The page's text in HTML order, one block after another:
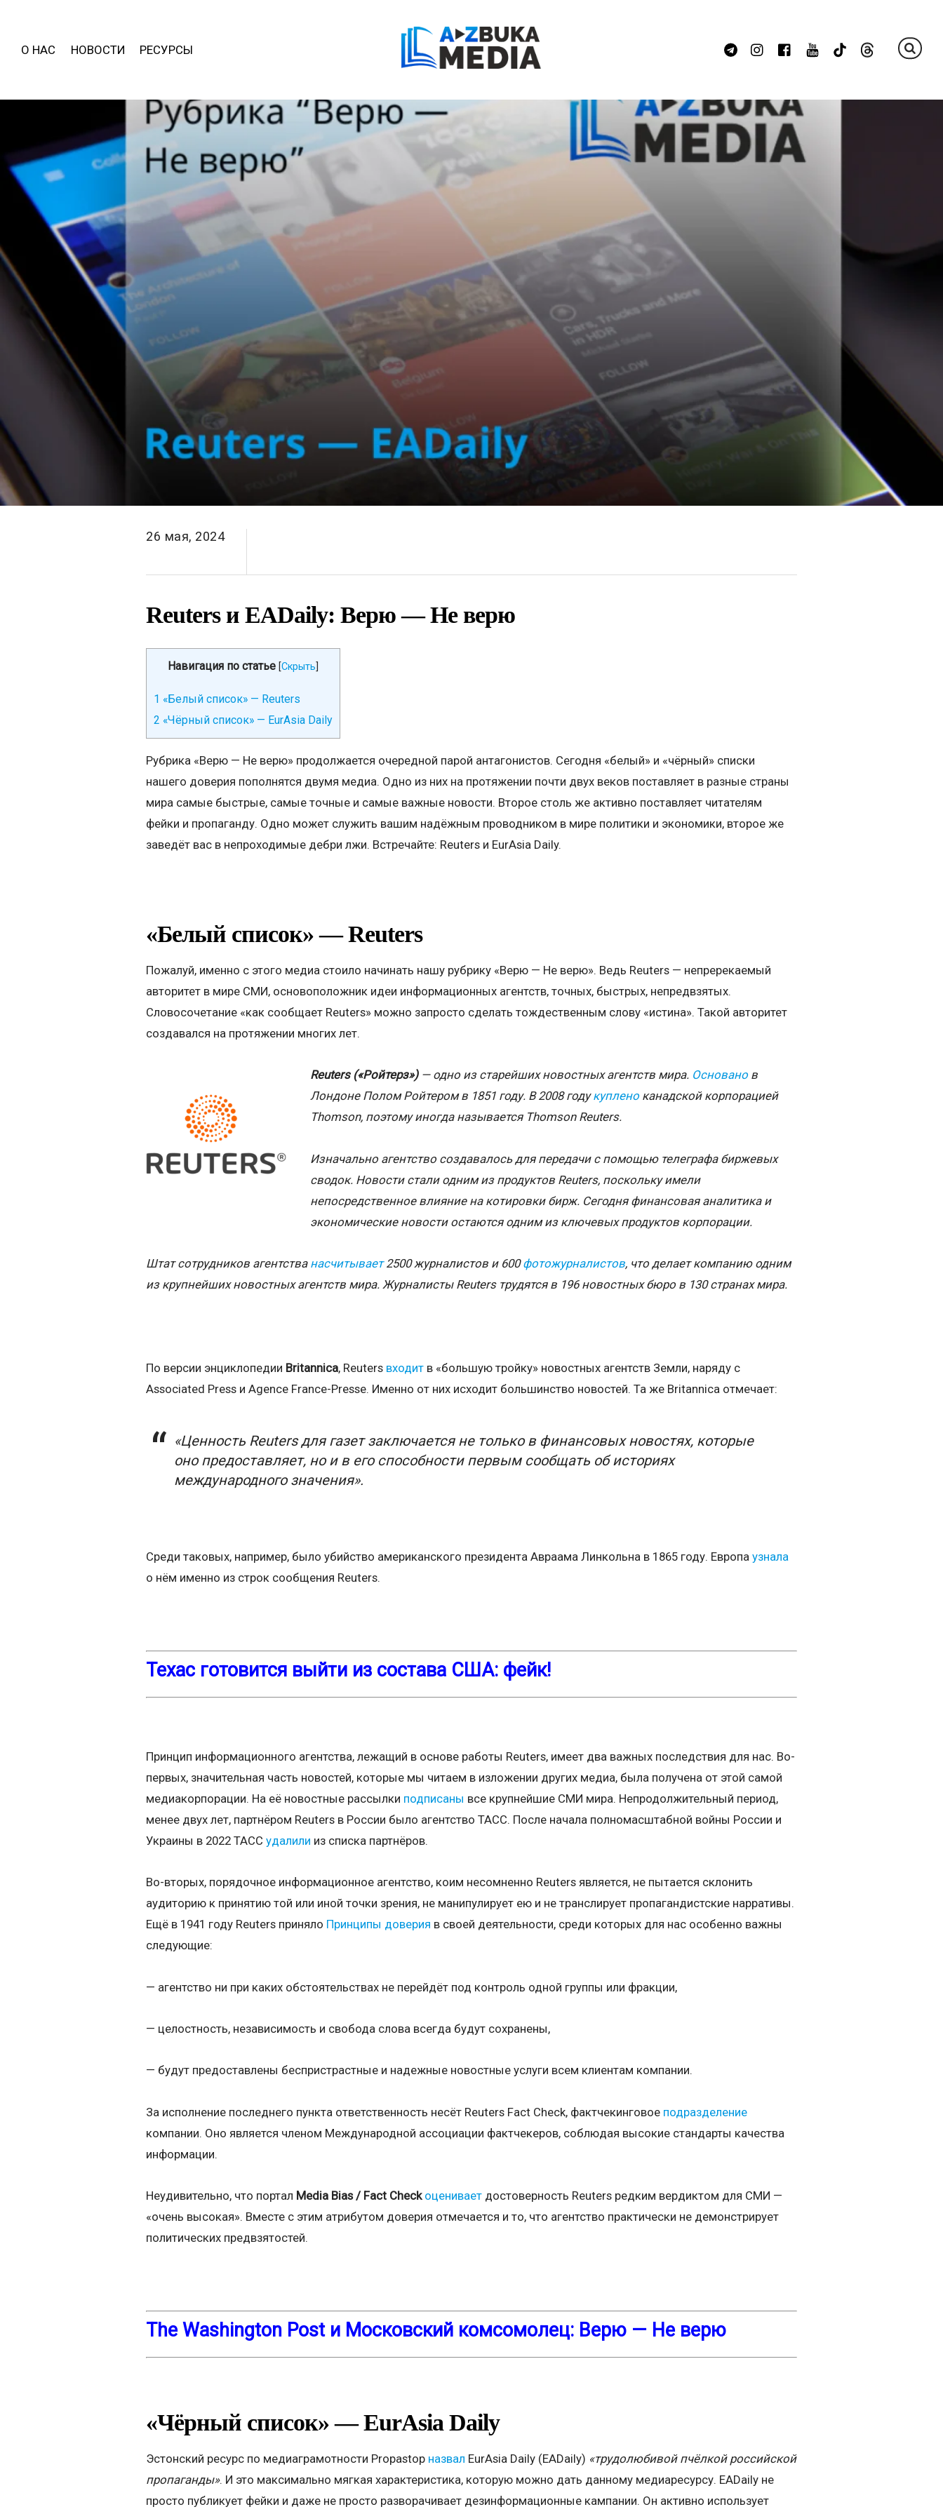
О НАС НОВОСТИ РЕСУРСЫ
26 мая, 2024
Reuters и EADaily: Верю — Не верю
Навигация по статье [Скрыть
1 «Белый список» — Reuters
2 «Чёрный список» — EurAsia Daily
Рубрика «Верю — Не верю» продолжается очередной парой антагонистов. Сегодня «белый» и «чёрный» списки
нашего доверия пополнятся двумя медиа. Одно из них на протяжении почти двух веков поставляет в разные страны
мира самые быстрые, самые точные и самые важные новости. Второе столь же активно поставляет читателям
фейки и пропаганду. Одно может служить вашим надёжным проводником в мире политики и экономики, второе же
заведёт вас в непроходимые дебри лжи. Встречайте: Reuters и EurAsia Daily.
«Белый список» —Reuters
Пожалуй, именно с этого медиа стоило начинать нашу рубрику «Верю — Не верю». Ведь Reuters — непререкаемый
авторитет в мире СМИ, основоположник идеи информационных агентств, точных, быстрых, непредвзятых.
Словосочетание «как сообщает Reuters» можно запросто сделать тождественным слову «истина». Такой авторитет
создавался на протяжении многих лет.
Reuters («Ройтерз»)— одно из старейших новостных агентств мира. Основанов
Лондоне Полом Ройтером в 1851 году. В 2008 годукупленоканадской корпорацией
Thomson, поэтому иногда называется Thomson Reuters.
Изначально агентство создавалось для передачи с помощью телеграфа биржевых
сводок. Новости стали одним из продуктов Reuters, поскольку имели
непосредственное влияние на котировки бирж. Сегодня финансовая аналитика и
экономические новости остаются одним из ключевых продуктов корпорации.
Штат сотрудников агентства насчитывает2500 журналистов и 600фотожурналистов, что делает компанию одним
из крупнейших новостных агентств мира. Журналисты Reutersтрудятся в 196 новостных бюро в 130 странах мира.
По версии энциклопедии Britannica, Reuters входит в «большую тройку» новостных агентств Земли, наряду с
Associated Press и Agence France-Presse. Именно от них исходит большинство новостей. Та же Britannica отмечает:
«Ценность Reuters для газет заключается не только в финансовых новостях, которые
оно предоставляет, но и в его способности первым сообщать об историях
международного значения».
Среди таковых, например, было убийство американского президента Авраама Линкольна в 1865 году. Европа узнала
о нём именно из строк сообщения Reuters.
Техас готовится выйти из состава США: фейк!
Принцип информационного агентства, лежащий в основе работы Reuters, имеет два важных последствия для нас. Во-
первых, значительная часть новостей, которые мы читаем в изложении других медиа, была получена от этой самой
медиакорпорации. На её новостные рассылки подписаны все крупнейшие СМИ мира. Непродолжительный период,
менее двух лет, партнёром Reuters в России было агентство ТАСС. После начала полномасштабной войны России и
Украины в 2022 ТАСС удалили из списка партнёров.
Во-вторых, порядочное информационное агентство, коим несомненно Reuters является, не пытается склонить
аудиторию к принятию той или иной точки зрения, не манипулирует ею и не транслирует пропагандистские нарративы.
Ещё в 1941 году Reuters приняло Принципы доверия в своей деятельности, среди которых для нас особенно важны
следующие:
— агентство ни при каких обстоятельствах не перейдёт под контроль одной группы или фракции,
— целостность, независимость и свобода слова всегда будут сохранены,
— будут предоставлены беспристрастные и надежные новостные услуги всем клиентам компании.
За исполнение последнего пункта ответственность несёт Reuters Fact Check, фактчекинговое подразделение
компании. Оно является членом Международной ассоциации фактчекеров, соблюдая высокие стандарты качества
информации.
Неудивительно, что портал Media Bias/ Fact Check оценивает достоверность Reuters редким вердиктом для СМИ —
«очень высокая». Вместе с этим атрибутом доверия отмечается и то, что агентство практически не демонстрирует
политических предвзятостей.
The Washington Post и Московский комсомолец: Верю — Не верю
«Чёрный список» —EurAsia Daily
Эстонский ресурс по медиаграмотности Propastop назвал EurAsia Daily (EADaily) «трудолюбивой пчёлкой российской
пропаганды». И это максимально мягкая характеристика, которую можно дать данному медиаресурсу. EADaily не
просто публикует фейки и даже не просто разворачивает дезинформационные кампании. Он активно использует